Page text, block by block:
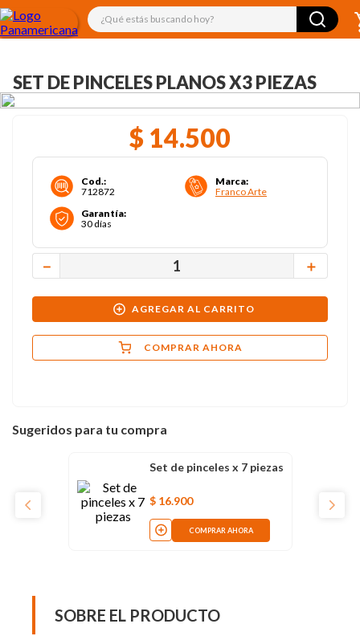
¿Qué estás buscando hoy?
SET DE PINCELES PLANOS X3 PIEZAS
$ 14.500
Cod.:
712872
Marca:
Franco Arte
Garantía:
30 días
＋
－
AGREGAR AL CARRITO
COMPRAR AHORA
Sugeridos para tu compra
Set de pinceles x 7 piezas
$ 16.900
COMPRAR AHORA
SOBRE EL PRODUCTO